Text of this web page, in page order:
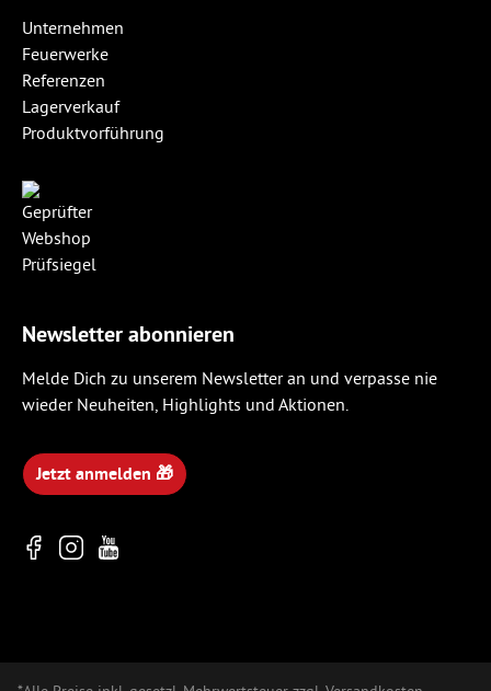
Unternehmen
Feuerwerke
Referenzen
Lagerverkauf
Produktvorführung
Newsletter abonnieren
Melde Dich zu unserem Newsletter an und verpasse nie
wieder Neuheiten, Highlights und Aktionen.
Jetzt anmelden 🎁